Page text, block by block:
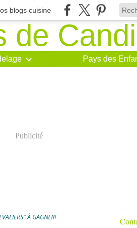
blogs cuisine
Pays des
Publicité
À GAGNER!